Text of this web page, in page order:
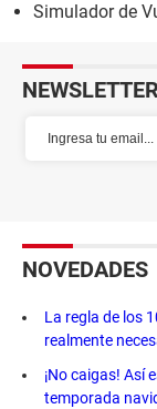
Simulador de
NOVEDADES
La regla de los
realmente
¡No caigas! Así
temporada